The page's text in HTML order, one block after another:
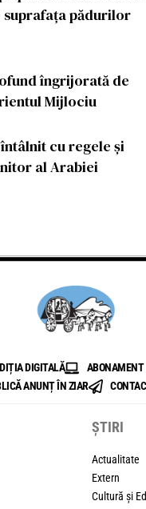
suprafaţa pădurilor
îngrijorată de
Mijlociu
cu regele și
al Arabiei
DIGITALĂ
ABONAMENT
ANUNȚ ÎN ZIAR
ȘTIRI
Actualitate
Extern
Cultură și